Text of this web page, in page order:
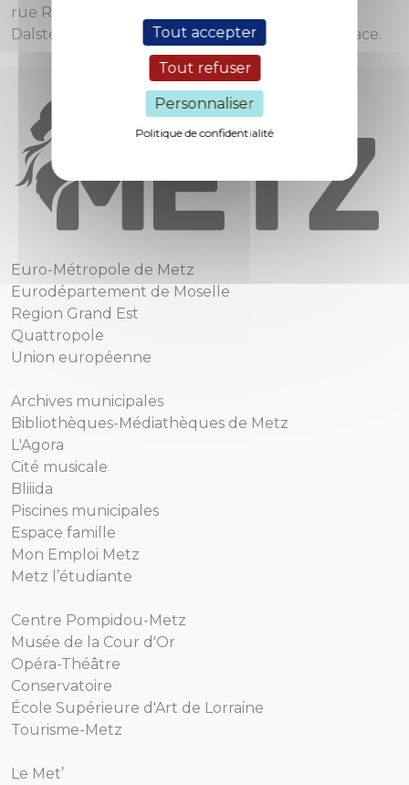
Tout accepter
Tout refuser
Personnaliser
Politique de confidentialité
rue Roederer, pour rejoindre les rues Général
Dalstein et Professeur Oberling sera mise en place.
Euro-Métropole de Metz
Eurodépartement de Moselle
Region Grand Est
Quattropole
Union européenne
Archives municipales
Bibliothèques-Médiathèques de Metz
L'Agora
Cité musicale
Bliiida
Piscines municipales
Espace famille
Mon Emploi Metz
Metz l’étudiante
Centre Pompidou-Metz
Musée de la Cour d'Or
Opéra-Théâtre
Conservatoire
École Supérieure d'Art de Lorraine
Tourisme-Metz
Le Met’